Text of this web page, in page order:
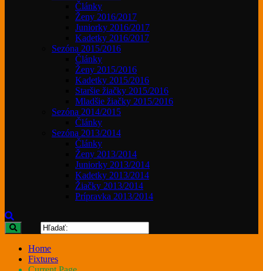
Články
Ženy 2016/2017
Juniorky 2016/2017
Kadetky 2016/2017
Sezóna 2015/2016
Články
Ženy 2015/2016
Kadetky 2015/2016
Staršie žiačky 2015/2016
Mladšie žiačky 2015/2016
Sezóna 2014/2015
Články
Sezóna 2013/2014
Články
Ženy 2013/2014
Juniorky 2013/2014
Kadetky 2013/2014
Žiačky 2013/2014
Prípravka 2013/2014
Home
Fixtures